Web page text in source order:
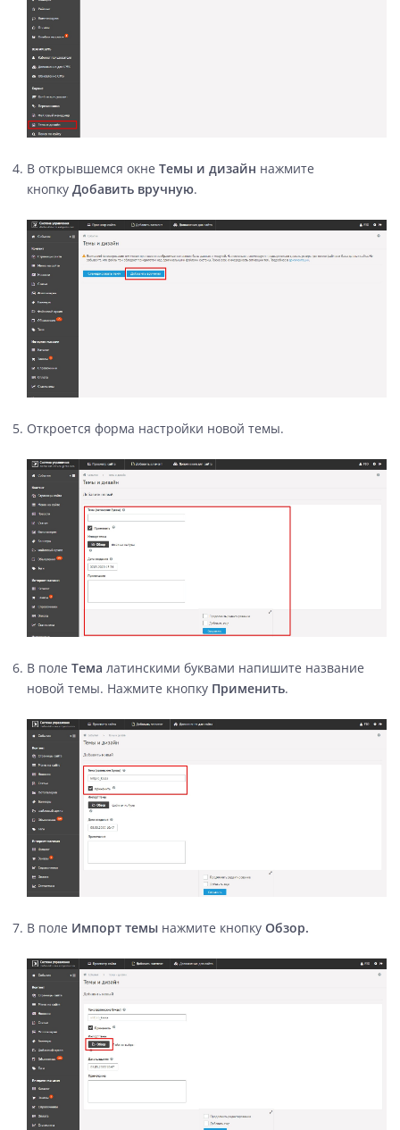
В открывшемся окне Темы и дизайн нажмите
кнопку Добавить вручную.
Откроется форма настройки новой темы.
В поле Тема латинскими буквами напишите название
новой темы. Нажмите кнопку Применить.
В поле Импорт темы нажмите кнопку Обзор.